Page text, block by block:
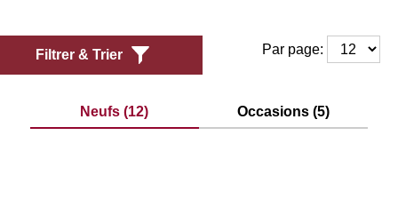
Filtrer & Trier Par page:
Neufs (12) Occasions (5)